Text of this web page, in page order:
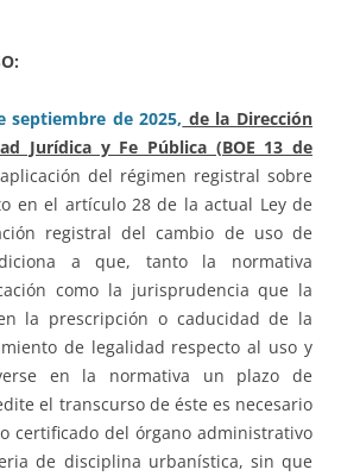
septiembre de 2025, de la Dirección
Jurídica y Fe Pública (BOE 13 de
del régimen registral sobre
en el artículo 28 de la actual Ley de
registral del cambio de uso de
a que, tanto la normativa
como la jurisprudencia que la
la prescripción o caducidad de la
de legalidad respecto al uso y
en la normativa un plazo de
el transcurso de éste es necesario
certificado del órgano administrativo
de disciplina urbanística, sin que